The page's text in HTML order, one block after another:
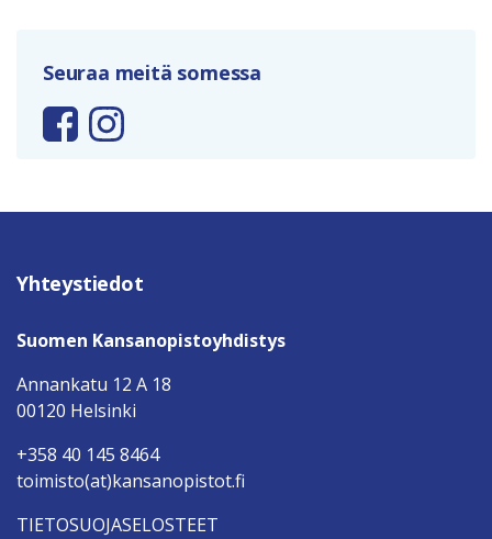
Seuraa meitä somessa
Yhteystiedot
Suomen Kansanopistoyhdistys
Annankatu 12 A 18
00120 Helsinki
+358 40 145 8464
toimisto(at)kansanopistot.fi
TIETOSUOJASELOSTEET